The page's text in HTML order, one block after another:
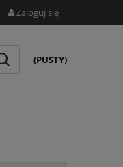
Zaloguj się
(PUSTY)